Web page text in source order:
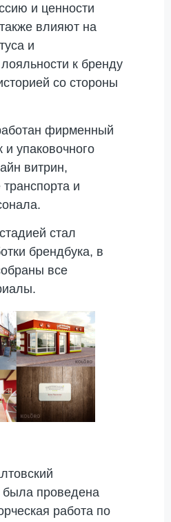
и ценности
влияют на
и
к бренду
со стороны
фирменный
и упаковочного
витрин,
и
стал
брендбука, в
все
была проведена
работа по